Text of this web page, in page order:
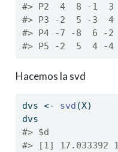
#> P2  4  8 -1  3
#> P3 -2  5 -3  4
#> P4 -7 -8  6 -2
#> P5 -2  5  4 -4
Hacemos la svd
dvs <- svd (X)
dvs
#> $d
#> [1] 17.033392